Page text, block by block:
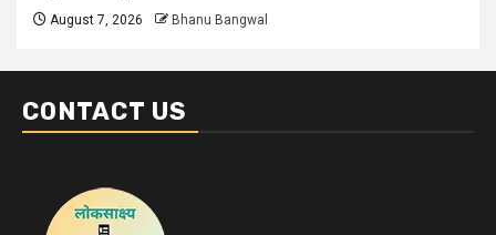
August 7, 2026 Bhanu Bangwal
CONTACT US